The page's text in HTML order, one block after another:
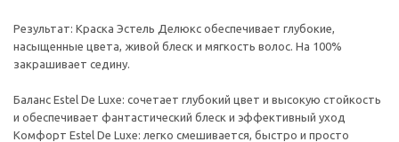
Результат: Краска Эстель Делюкс обеспечивает глубокие,
насыщенные цвета, живой блеск и мягкость волос. На 100%
закрашивает седину.
Баланс Estel De Luxe: сочетает глубокий цвет и высокую стойкость
и обеспечивает фантастический блеск и эффективный уход
Комфорт Estel De Luxe: легко смешивается, быстро и просто